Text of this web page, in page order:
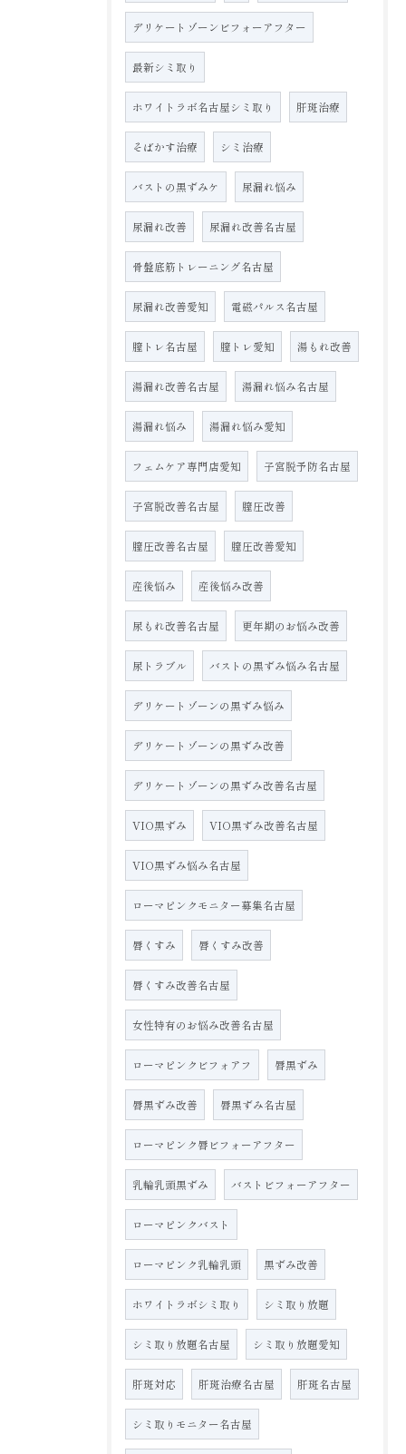
デリケートゾーンビフォーアフター
最新シミ取り
ホワイトラボ名古屋シミ取り 肝斑治療
そばかす治療 シミ治療
バストの黒ずみケ 尿漏れ悩み
尿漏れ改善 尿漏れ改善名古屋
骨盤底筋トレーニング名古屋
尿漏れ改善愛知 電磁パルス名古屋
膣トレ名古屋 膣トレ愛知 湯もれ改善
湯漏れ改善名古屋 湯漏れ悩み名古屋
湯漏れ悩み 湯漏れ悩み愛知
フェムケア専門店愛知 子宮脱予防名古屋
子宮脱改善名古屋 膣圧改善
膣圧改善名古屋 膣圧改善愛知
産後悩み 産後悩み改善
尿もれ改善名古屋 更年期のお悩み改善
尿トラブル バストの黒ずみ悩み名古屋
デリケートゾーンの黒ずみ悩み
デリケートゾーンの黒ずみ改善
デリケートゾーンの黒ずみ改善名古屋
VIO黒ずみ VIO黒ずみ改善名古屋
VIO黒ずみ悩み名古屋
ローマピンクモニター募集名古屋
唇くすみ 唇くすみ改善
唇くすみ改善名古屋
女性特有のお悩み改善名古屋
ローマピンクビフォアフ 唇黒ずみ
唇黒ずみ改善 唇黒ずみ名古屋
ローマピンク唇ビフォーアフター
乳輪乳頭黒ずみ バストビフォーアフター
ローマピンクバスト
ローマピンク乳輪乳頭 黒ずみ改善
ホワイトラボシミ取り シミ取り放題
シミ取り放題名古屋 シミ取り放題愛知
肝斑対応 肝斑治療名古屋 肝斑名古屋
シミ取りモニター名古屋